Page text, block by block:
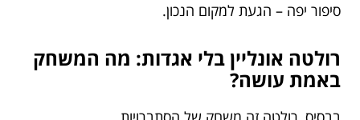
סיפור יפה – הגעת למקום הנכון.
רולטה אונליין בלי אגדות: מה המשחק
באמת עושה?